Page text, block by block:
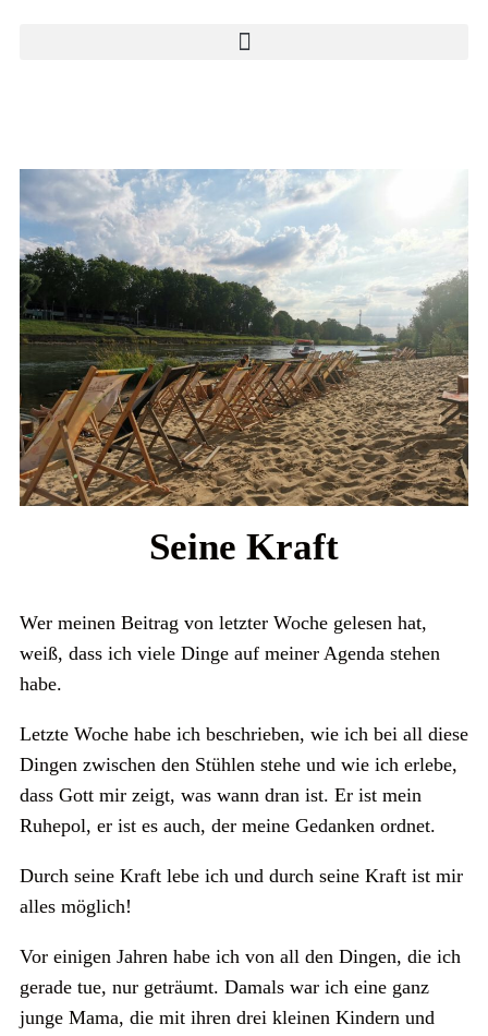
Seine Kraft
Wer meinen Beitrag von letzter Woche gelesen hat,
weiß, dass ich viele Dinge auf meiner Agenda stehen
habe.
Letzte Woche habe ich beschrieben, wie ich bei all diese
Dingen zwischen den Stühlen stehe und wie ich erlebe,
dass Gott mir zeigt, was wann dran ist. Er ist mein
Ruhepol, er ist es auch, der meine Gedanken ordnet.
Durch seine Kraft lebe ich und durch seine Kraft ist mir
alles möglich!
Vor einigen Jahren habe ich von all den Dingen, die ich
gerade tue, nur geträumt. Damals war ich eine ganz
junge Mama, die mit ihren drei kleinen Kindern und